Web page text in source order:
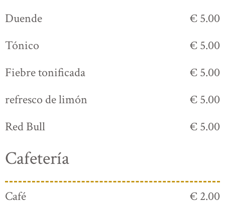
Duende
€ 5.00
Tónico
€ 5.00
Fiebre tonificada
€ 5.00
refresco de limón
€ 5.00
Red Bull
€ 5.00
Cafetería
Café
€ 2.00